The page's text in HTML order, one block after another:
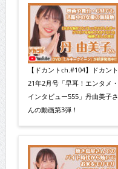
【ドカントch.#104】ドカント
21年2月号「早耳！エンタメ・
インタビュー555」丹由美子さ
んの動画第3弾！